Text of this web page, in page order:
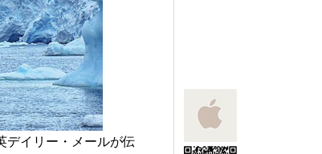
デイリー・メールが伝